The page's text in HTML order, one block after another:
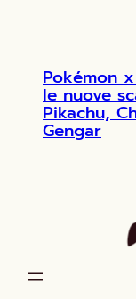
Pokémon
le nuove
Pikachu,
Gengar